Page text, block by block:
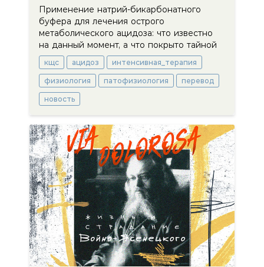
Применение натрий-бикарбонатного
буфера для лечения острого
метаболического ацидоза: что известно
на данный момент, а что покрыто тайной
кщс ацидоз интенсивная_терапия
физиология патофизиология перевод
новость